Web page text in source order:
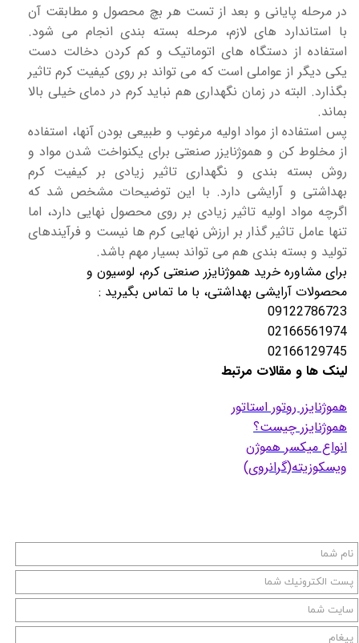
در مرحله پایانی و بعد از تست هر بچ محصول و مطابقت آن
با استاندارد های لازم، مرحله بسته بندی انجام می شود.
استفاده از دستگاه های اتوماتیک و کم کردن دخالت دست
یکی دیگر از عواملی است که می تواند بر روی کیفیت کرم تاثیر
بگذارد. البته در زمان نگهداری هم نباید کرم در دمای خیلی بالا
بماند.
پس استفاده از مواد اولیه مرغوب و طبیعی بودن آنها، استفاده
از مخلوط کن و هموژنایزر صنعتی برای یکنواخت شدن مواد و
روش بسته بندی و نگهداری تاثیر زیادی بر کیفیت کرم
بهداشتی و آرایشی دارد. با این توضیحات مشخص شد که
اگرچه مواد اولیه تاثیر زیادی بر روی محصول نهایی دارد، اما
تنها عامل تاثیر گذار بر ارزش نهایی کرم ها نیست و فرآیندهای
تولید و بسته بندی هم می تواند بسیار مهم باشد.
برای مشاوره خرید هموژنایزر صنعتی کرم، لوسیون و
محصولات آرایشی بهداشتی، با ما تماس بگیرید :
09122786723
02166561974
02166129745
لینک ها و مقالات مرتبط
هموژنایزر روتور استاتور
هموژنایزر چیست؟
انواع میکسر هموژن
ویسکوزیته(گرانروی)